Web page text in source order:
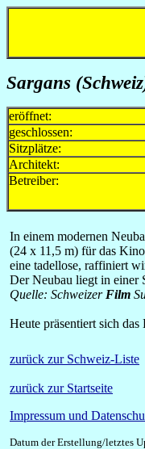
Sargans
eröffnet:
geschlossen:
Sitzplätze:
Architekt:
Betreiber:
In einem modernen
(24 x 11,5 m) für das
eine tadellose, raffiniert
Der Neubau liegt in einer
Quelle: Schweizer Film
Heute präsentiert sich
zurück zur Schweiz-Liste
zurück zur Startseite
Impressum und
Datum der Erstellung/letztes